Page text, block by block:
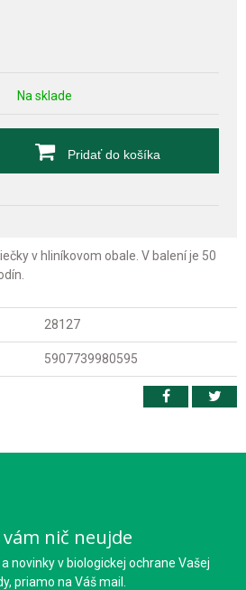
Na sklade
Pridať do košíka
v hliníkovom obale. V balení je 50
28127
5907739980595
vám nič neujde
novinky v biologickej ochrane Vašej
priamo na Váš mail.